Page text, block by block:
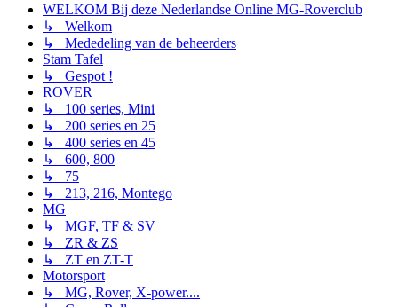
WELKOM Bij deze Nederlandse Online MG-Roverclub
↳ Welkom
↳ Mededeling van de beheerders
Stam Tafel
↳ Gespot !
ROVER
↳ 100 series, Mini
↳ 200 series en 25
↳ 400 series en 45
↳ 600, 800
↳ 75
↳ 213, 216, Montego
MG
↳ MGF, TF & SV
↳ ZR & ZS
↳ ZT en ZT-T
Motorsport
↳ MG, Rover, X-power....